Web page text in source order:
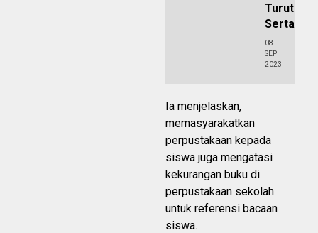
Turut
Serta
08
SEP
2023
Ia menjelaskan,
memasyarakatkan
perpustakaan kepada
siswa juga mengatasi
kekurangan buku di
perpustakaan sekolah
untuk referensi bacaan
siswa.